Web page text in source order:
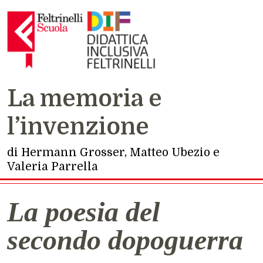
Navigazione principale
La memoria e
l’invenzione
di Hermann Grosser, Matteo Ubezio e
Valeria Parrella
La poesia del
secondo dopoguerra